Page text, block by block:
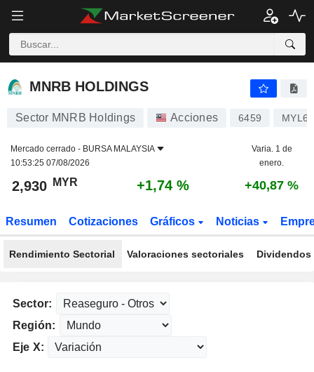
MNRB HOLDINGS
MNRB HOLDINGS
Sector MNRB Holdings Acciones 6459
Mercado cerrado - BURSA MALAYSIA
10:53:25 07/08/2026
Varia. 1 de
enero.
2,930 MYR +1,74 % +40,87 %
Resumen Cotizaciones Gráficos Noticias
Rendimiento Sectorial Valoraciones sectoriales
Sector:
Región:
Eje X: